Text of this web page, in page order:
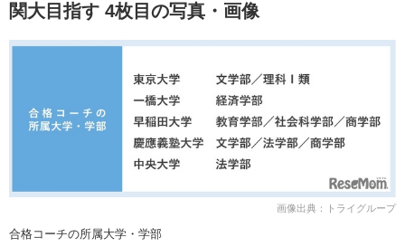
関大目指す 4枚目の写真・画像
画像出典：トライグループ
合格コーチの所属大学・学部